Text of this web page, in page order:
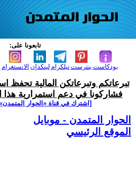
تابعونا على:
الانستغرام لينكدإن تيلكرامبنترست بودكاست
تبرعاتكم وتبرعاتكن المالية تحفظ
فشاركونا في دعم استمرارية هذا
[اشترك في قناة ‫«الحوار
الحوار المتمدن - موبايل
الموقع الرئيسي